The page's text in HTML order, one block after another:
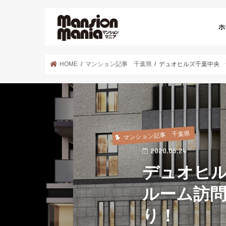
HOME マンション記事 千葉県 デュオヒルズ千葉中央
マンション記事 千葉県
2020.05.24
デュオヒ
ルーム訪
り！